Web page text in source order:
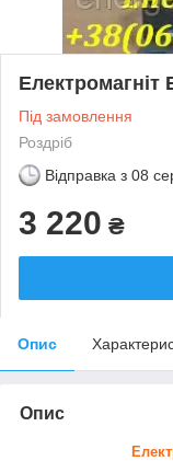
Електромагніт
Під замовлення
Роздріб
Відправка з 08
3 220 ₴
Опис
Опис